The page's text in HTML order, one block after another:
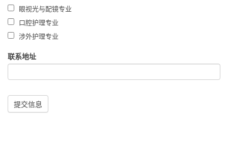
眼视光与配镜专业
口腔护理专业
涉外护理专业
联系地址
提交信息